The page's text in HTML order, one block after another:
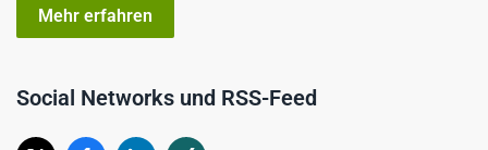
Mehr erfahren
Social Networks und RSS-Feed